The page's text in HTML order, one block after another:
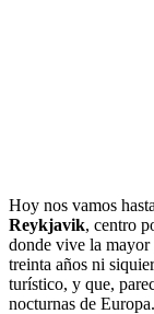
Hoy nos vamos
Reykjavik, centro
donde vive la mayor
treinta años ni
turístico, y que,
nocturnas de Europa.